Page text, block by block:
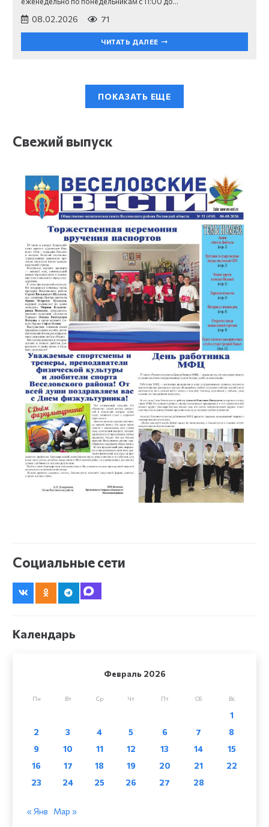
08.02.2026 71
ЧИТАТЬ ДАЛЕЕ
ПОКАЗАТЬ ЕЩЕ
Свежий выпуск
Социальные сети
Календарь
Февраль 2026
Пн Вт Ср Чт Пт Сб Вс
1
2
3 4 5 6 7
8
9
10 11 12 13 14
15
16
17 18 19 20 21
22
23
24 25 26 27 28
« Янв Мар »